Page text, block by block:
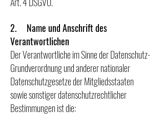
2. Name und Anschrift des
Verantwortlichen
Der Verantwortliche im Sinne der Datenschutz-
Grundverordnung und anderer nationaler
Datenschutzgesetze der Mitgliedsstaaten
sowie sonstiger datenschutzrechtlicher
Bestimmungen ist die: